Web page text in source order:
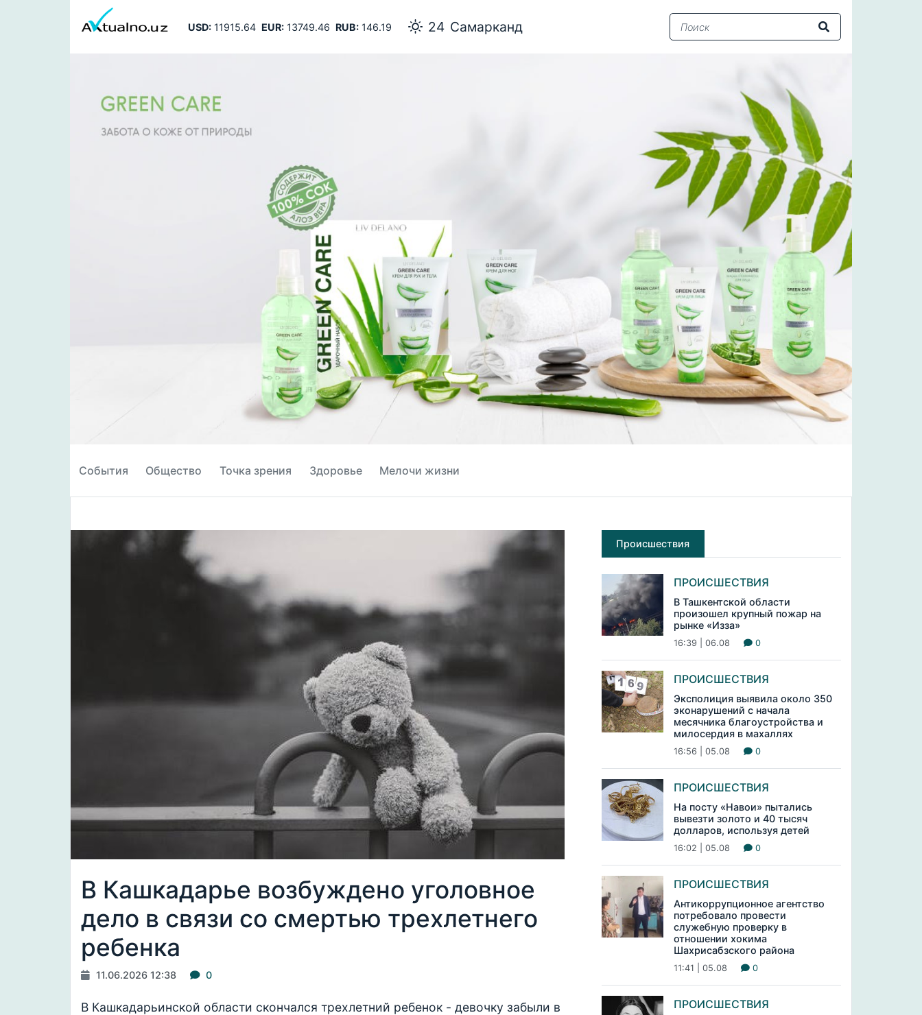
USD:11915.64 EUR:13749.46 RUB:146.19 24 Самарканд
События Общество Точка зрения Здоровье Мелочи жизни
В Кашкадарье возбуждено уголовное
дело в связи со смертью трехлетнего
ребенка
11.06.2026 12:38 0
В Кашкадарьинской области скончался трехлетний ребенок - девочку забыли в
Происшествия
ПРОИСШЕСТВИЯ
В Ташкентской области
произошел крупный пожар на
рынке «Изза»
16:39 | 06.08 0
ПРОИСШЕСТВИЯ
Эксполиция выявила около 350
эконарушений с начала
месячника благоустройства и
милосердия в махаллях
16:56 | 05.08 0
ПРОИСШЕСТВИЯ
На посту «Навои» пытались
вывезти золото и 40 тысяч
долларов, используя детей
16:02 | 05.08 0
ПРОИСШЕСТВИЯ
Антикоррупционное агентство
потребовало провести
служебную проверку в
отношении хокима
Шахрисабзского района
11:41 | 05.08 0
ПРОИСШЕСТВИЯ